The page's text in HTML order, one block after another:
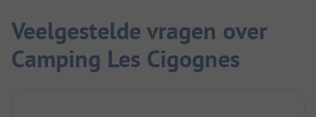
Veelgestelde vragen over
Camping Les Cigognes